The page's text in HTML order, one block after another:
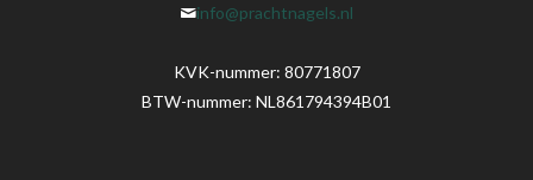
info@prachtnagels.nl
KVK-nummer: 80771807
BTW-nummer: NL861794394B01